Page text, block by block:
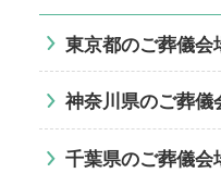
東京都のご葬儀会
神奈川県のご葬儀
千葉県のご葬儀会